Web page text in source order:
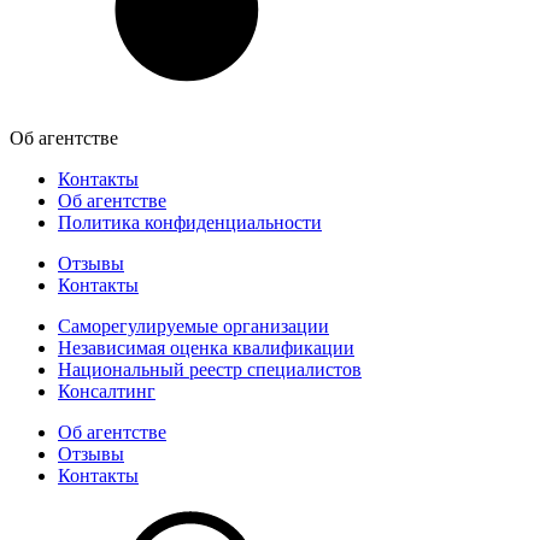
Об агентстве
Контакты
Об агентстве
Политика конфиденциальности
Отзывы
Контакты
Саморегулируемые организации
Независимая оценка квалификации
Национальный реестр специалистов
Консалтинг
Об агентстве
Отзывы
Контакты